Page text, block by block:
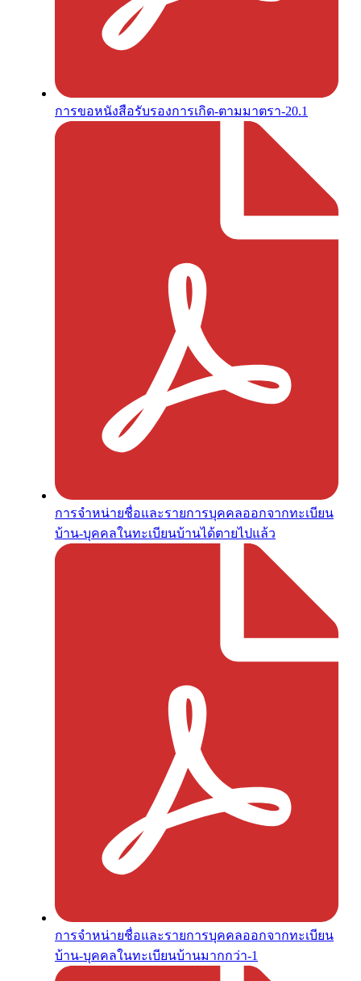
การขอหนังสือรับรองการเกิด-ตามมาตรา-20.1
การจำหน่ายชื่อและรายการบุคคลออกจากทะเบียน
บ้าน-บุคคลในทะเบียนบ้านได้ตายไปแล้ว
การจำหน่ายชื่อและรายการบุคคลออกจากทะเบียน
บ้าน-บุคคลในทะเบียนบ้านมากกว่า-1